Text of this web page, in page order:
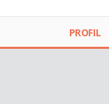
PROFIL